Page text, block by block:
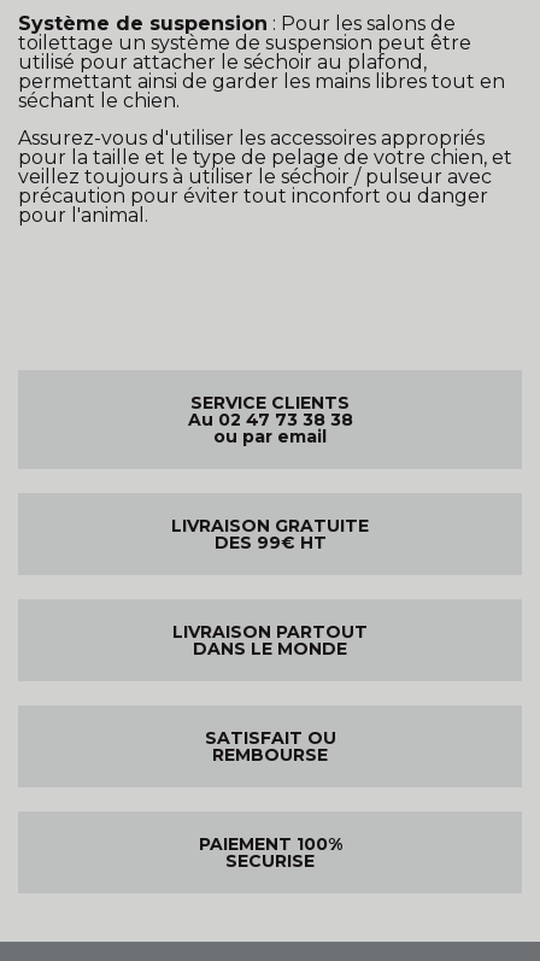
Système de suspension : Pour les salons de
toilettage un système de suspension peut être
utilisé pour attacher le séchoir au plafond,
permettant ainsi de garder les mains libres tout en
séchant le chien.
Assurez-vous d'utiliser les accessoires appropriés
pour la taille et le type de pelage de votre chien, et
veillez toujours à utiliser le séchoir / pulseur avec
précaution pour éviter tout inconfort ou danger
pour l'animal.
SERVICE CLIENTS
Au 02 47 73 38 38
ou par email
LIVRAISON GRATUITE
DES 99€ HT
LIVRAISON PARTOUT
DANS LE MONDE
SATISFAIT OU
REMBOURSE
PAIEMENT 100%
SECURISE